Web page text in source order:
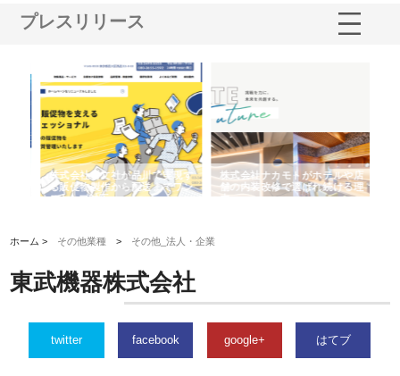
プレスリリース
株式会社耕文社が品川で実現す
る販促物製作から配送までワン
ストップ対応
株式会社ナカモトがホテルや店
舗の内装改修で選ばれ続ける理
由
ホーム > その他業種 > その他_法人・企業
東武機器株式会社
twitter facebook google+ はてブ